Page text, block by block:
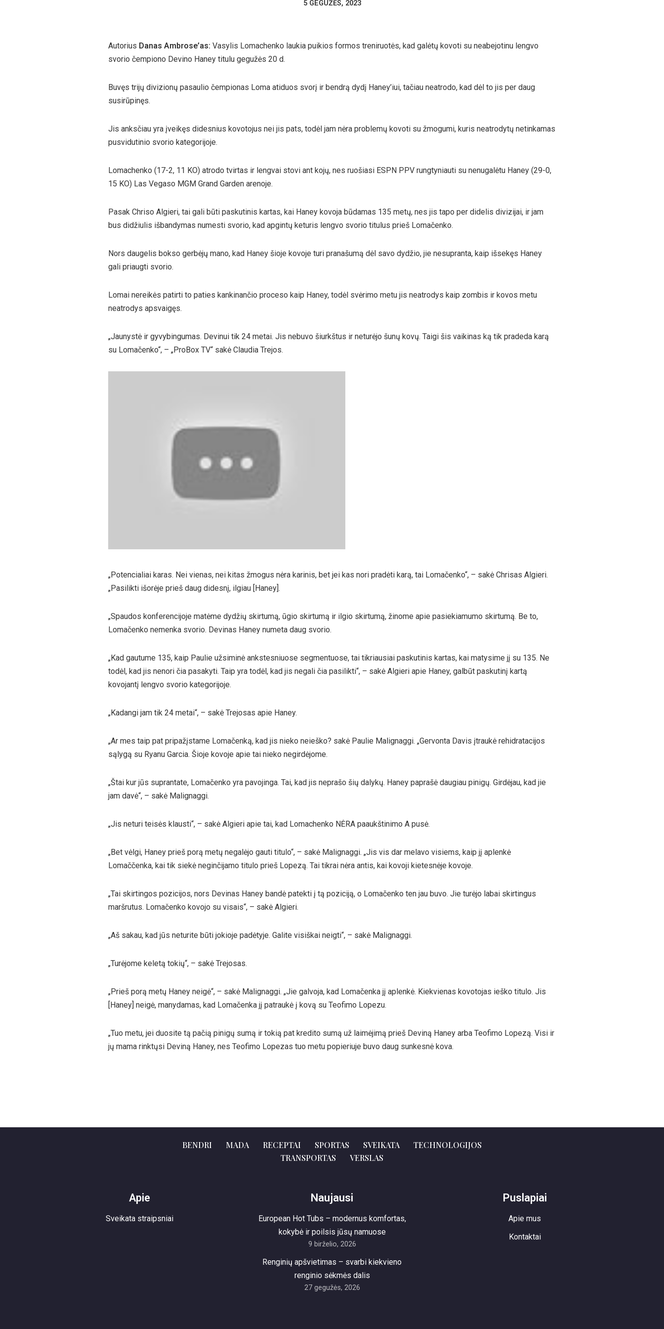
5 GEGUŽĖS, 2023
Autorius Danas Ambrose’as: Vasylis Lomachenko laukia puikios formos treniruotės, kad galėtų kovoti su neabejotinu lengvo
svorio čempiono Devino Haney titulu gegužės 20 d.
Buvęs trijų divizionų pasaulio čempionas Loma atiduos svorį ir bendrą dydį Haney’iui, tačiau neatrodo, kad dėl to jis per daug
susirūpinęs.
Jis anksčiau yra įveikęs didesnius kovotojus nei jis pats, todėl jam nėra problemų kovoti su žmogumi, kuris neatrodytų netinkamas
pusvidutinio svorio kategorijoje.
Lomachenko (17-2, 11 KO) atrodo tvirtas ir lengvai stovi ant kojų, nes ruošiasi ESPN PPV rungtyniauti su nenugalėtu Haney (29-0,
15 KO) Las Vegaso MGM Grand Garden arenoje.
Pasak Chriso Algieri, tai gali būti paskutinis kartas, kai Haney kovoja būdamas 135 metų, nes jis tapo per didelis divizijai, ir jam
bus didžiulis išbandymas numesti svorio, kad apgintų keturis lengvo svorio titulus prieš Lomačenko.
Nors daugelis bokso gerbėjų mano, kad Haney šioje kovoje turi pranašumą dėl savo dydžio, jie nesupranta, kaip išsekęs Haney
gali priaugti svorio.
Lomai nereikės patirti to paties kankinančio proceso kaip Haney, todėl svėrimo metu jis neatrodys kaip zombis ir kovos metu
neatrodys apsvaigęs.
„Jaunystė ir gyvybingumas. Devinui tik 24 metai. Jis nebuvo šiurkštus ir neturėjo šunų kovų. Taigi šis vaikinas ką tik pradeda karą
su Lomačenko“, – „ProBox TV“ sakė Claudia Trejos.
„Potencialiai karas. Nei vienas, nei kitas žmogus nėra karinis, bet jei kas nori pradėti karą, tai Lomačenko“, – sakė Chrisas Algieri.
„Pasilikti išorėje prieš daug didesnį, ilgiau [Haney].
„Spaudos konferencijoje matėme dydžių skirtumą, ūgio skirtumą ir ilgio skirtumą, žinome apie pasiekiamumo skirtumą. Be to,
Lomačenko nemenka svorio. Devinas Haney numeta daug svorio.
„Kad gautume 135, kaip Paulie užsiminė ankstesniuose segmentuose, tai tikriausiai paskutinis kartas, kai matysime jį su 135. Ne
todėl, kad jis nenori čia pasakyti. Taip yra todėl, kad jis negali čia pasilikti“, – sakė Algieri apie Haney, galbūt paskutinį kartą
kovojantį lengvo svorio kategorijoje.
„Kadangi jam tik 24 metai“, – sakė Trejosas apie Haney.
„Ar mes taip pat pripažįstame Lomačenką, kad jis nieko neieško? sakė Paulie Malignaggi. „Gervonta Davis įtraukė rehidratacijos
sąlygą su Ryanu Garcia. Šioje kovoje apie tai nieko negirdėjome.
„Štai kur jūs suprantate, Lomačenko yra pavojinga. Tai, kad jis neprašo šių dalykų. Haney paprašė daugiau pinigų. Girdėjau, kad jie
jam davė“, – sakė Malignaggi.
„Jis neturi teisės klausti“, – sakė Algieri apie tai, kad Lomachenko NĖRA paaukštinimo A pusė.
„Bet vėlgi, Haney prieš porą metų negalėjo gauti titulo“, – sakė Malignaggi. „Jis vis dar melavo visiems, kaip jį aplenkė
Lomaččenka, kai tik siekė neginčijamo titulo prieš Lopezą. Tai tikrai nėra antis, kai kovoji kietesnėje kovoje.
„Tai skirtingos pozicijos, nors Devinas Haney bandė patekti į tą poziciją, o Lomačenko ten jau buvo. Jie turėjo labai skirtingus
maršrutus. Lomačenko kovojo su visais“, – sakė Algieri.
„Aš sakau, kad jūs neturite būti jokioje padėtyje. Galite visiškai neigti“, – sakė Malignaggi.
„Turėjome keletą tokių“, – sakė Trejosas.
„Prieš porą metų Haney neigė“, – sakė Malignaggi. „Jie galvoja, kad Lomačenka jį aplenkė. Kiekvienas kovotojas ieško titulo. Jis
[Haney] neigė, manydamas, kad Lomačenka jį patraukė į kovą su Teofimo Lopezu.
„Tuo metu, jei duosite tą pačią pinigų sumą ir tokią pat kredito sumą už laimėjimą prieš Deviną Haney arba Teofimo Lopezą. Visi ir
jų mama rinktųsi Deviną Haney, nes Teofimo Lopezas tuo metu popieriuje buvo daug sunkesnė kova.
BENDRI MADA RECEPTAI SPORTAS SVEIKATA
TECHNOLOGIJOS
TRANSPORTAS
VERSLAS
Apie
Sveikata straipsniai
Naujausi
European Hot Tubs – modernus komfortas,
kokybė ir poilsis jūsų namuose
9 birželio, 2026
Renginių apšvietimas – svarbi kiekvieno
renginio sėkmės dalis
27 gegužės, 2026
Puslapiai
Apie mus
Kontaktai